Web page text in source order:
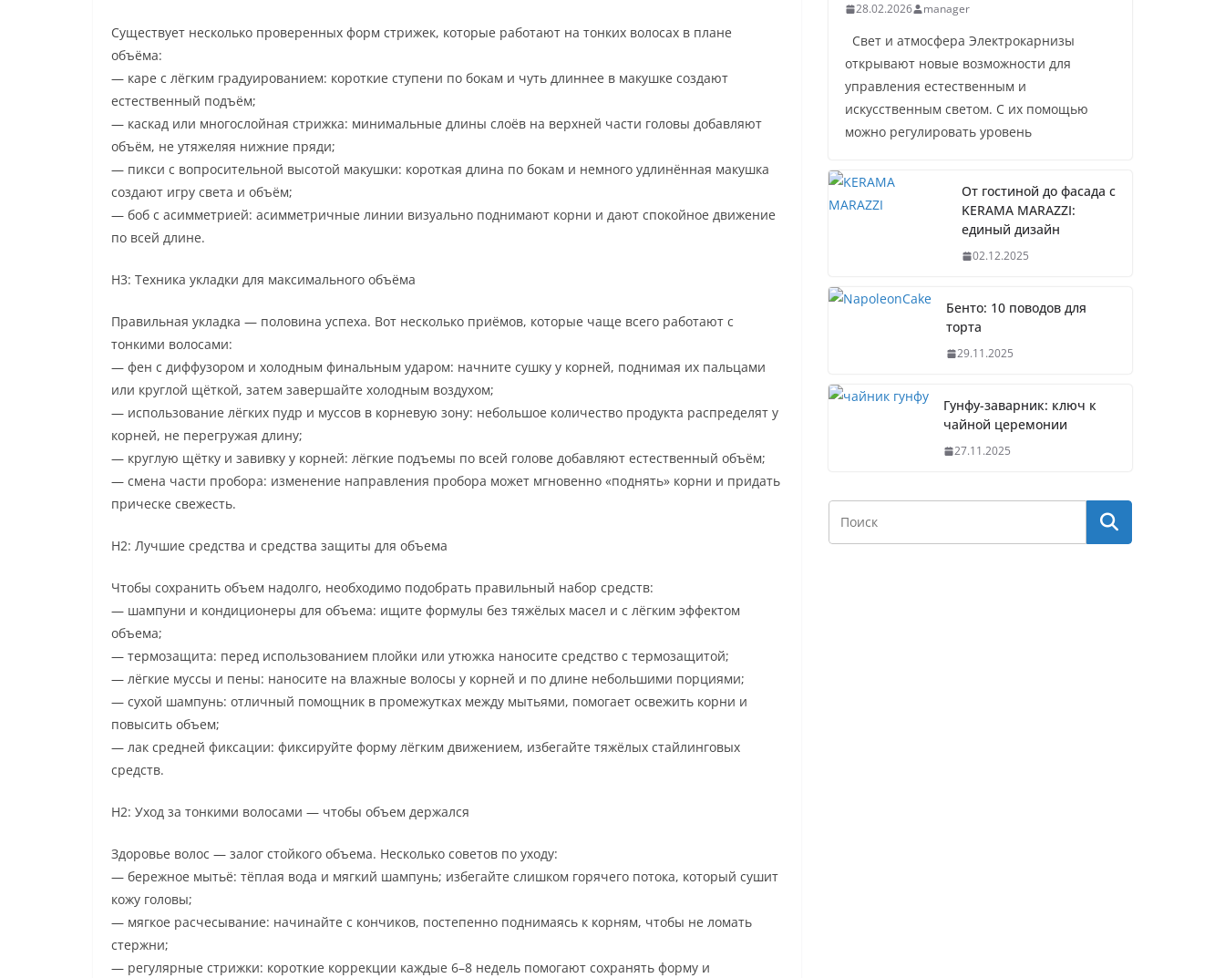
Существует несколько проверенных форм стрижек, которые работают на тонких волосах в плане
объёма:
— каре с лёгким градуированием: короткие ступени по бокам и чуть длиннее в макушке создают
естественный подъём;
— каскад или многослойная стрижка: минимальные длины слоёв на верхней части головы добавляют
объём, не утяжеляя нижние пряди;
— пикси с вопросительной высотой макушки: короткая длина по бокам и немного удлинённая макушка
создают игру света и объём;
— боб с асимметрией: асимметричные линии визуально поднимают корни и дают спокойное движение
по всей длине.
H3: Техника укладки для максимального объёма
Правильная укладка — половина успеха. Вот несколько приёмов, которые чаще всего работают с
тонкими волосами:
— фен с диффузором и холодным финальным ударом: начните сушку у корней, поднимая их пальцами
или круглой щёткой, затем завершайте холодным воздухом;
— использование лёгких пудр и муссов в корневую зону: небольшое количество продукта распределят у
корней, не перегружая длину;
— круглую щётку и завивку у корней: лёгкие подъемы по всей голове добавляют естественный объём;
— смена части пробора: изменение направления пробора может мгновенно «поднять» корни и придать
прическе свежесть.
H2: Лучшие средства и средства защиты для объема
Чтобы сохранить объем надолго, необходимо подобрать правильный набор средств:
— шампуни и кондиционеры для объема: ищите формулы без тяжёлых масел и с лёгким эффектом
объема;
— термозащита: перед использованием плойки или утюжка наносите средство с термозащитой;
— лёгкие муссы и пены: наносите на влажные волосы у корней и по длине небольшими порциями;
— сухой шампунь: отличный помощник в промежутках между мытьями, помогает освежить корни и
повысить объем;
— лак средней фиксации: фиксируйте форму лёгким движением, избегайте тяжёлых стайлинговых
средств.
H2: Уход за тонкими волосами — чтобы объем держался
Здоровье волос — залог стойкого объема. Несколько советов по уходу:
— бережное мытьё: тёплая вода и мягкий шампунь; избегайте слишком горячего потока, который сушит
кожу головы;
— мягкое расчесывание: начинайте с кончиков, постепенно поднимаясь к корням, чтобы не ломать
стержни;
— регулярные стрижки: короткие коррекции каждые 6–8 недель помогают сохранять форму и
28.02.2026 manager
Свет и атмосфера Электрокарнизы
открывают новые возможности для
управления естественным и
искусственным светом. С их помощью
можно регулировать уровень
От гостиной до фасада с
KERAMA MARAZZI:
единый дизайн
02.12.2025
Бенто: 10 поводов для
торта
29.11.2025
Гунфу-заварник: ключ к
чайной церемонии
27.11.2025